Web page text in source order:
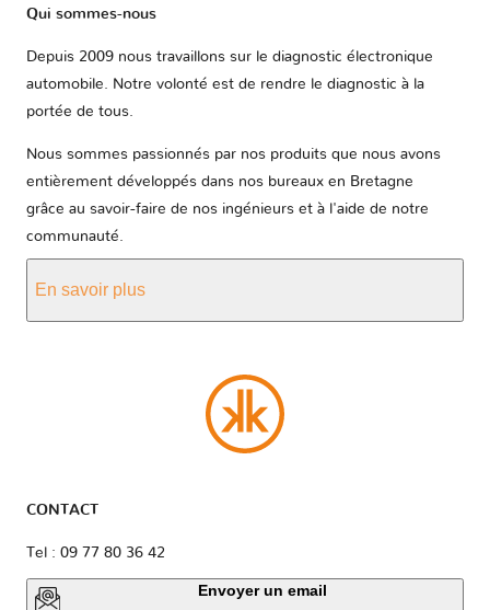
Qui sommes-nous
Depuis 2009 nous travaillons sur le diagnostic électronique
automobile. Notre volonté est de rendre le diagnostic à la
portée de tous.
Nous sommes passionnés par nos produits que nous avons
entièrement développés dans nos bureaux en Bretagne
grâce au savoir-faire de nos ingénieurs et à l'aide de notre
communauté.
En savoir plus
CONTACT
Tel : 09 77 80 36 42
Envoyer un email